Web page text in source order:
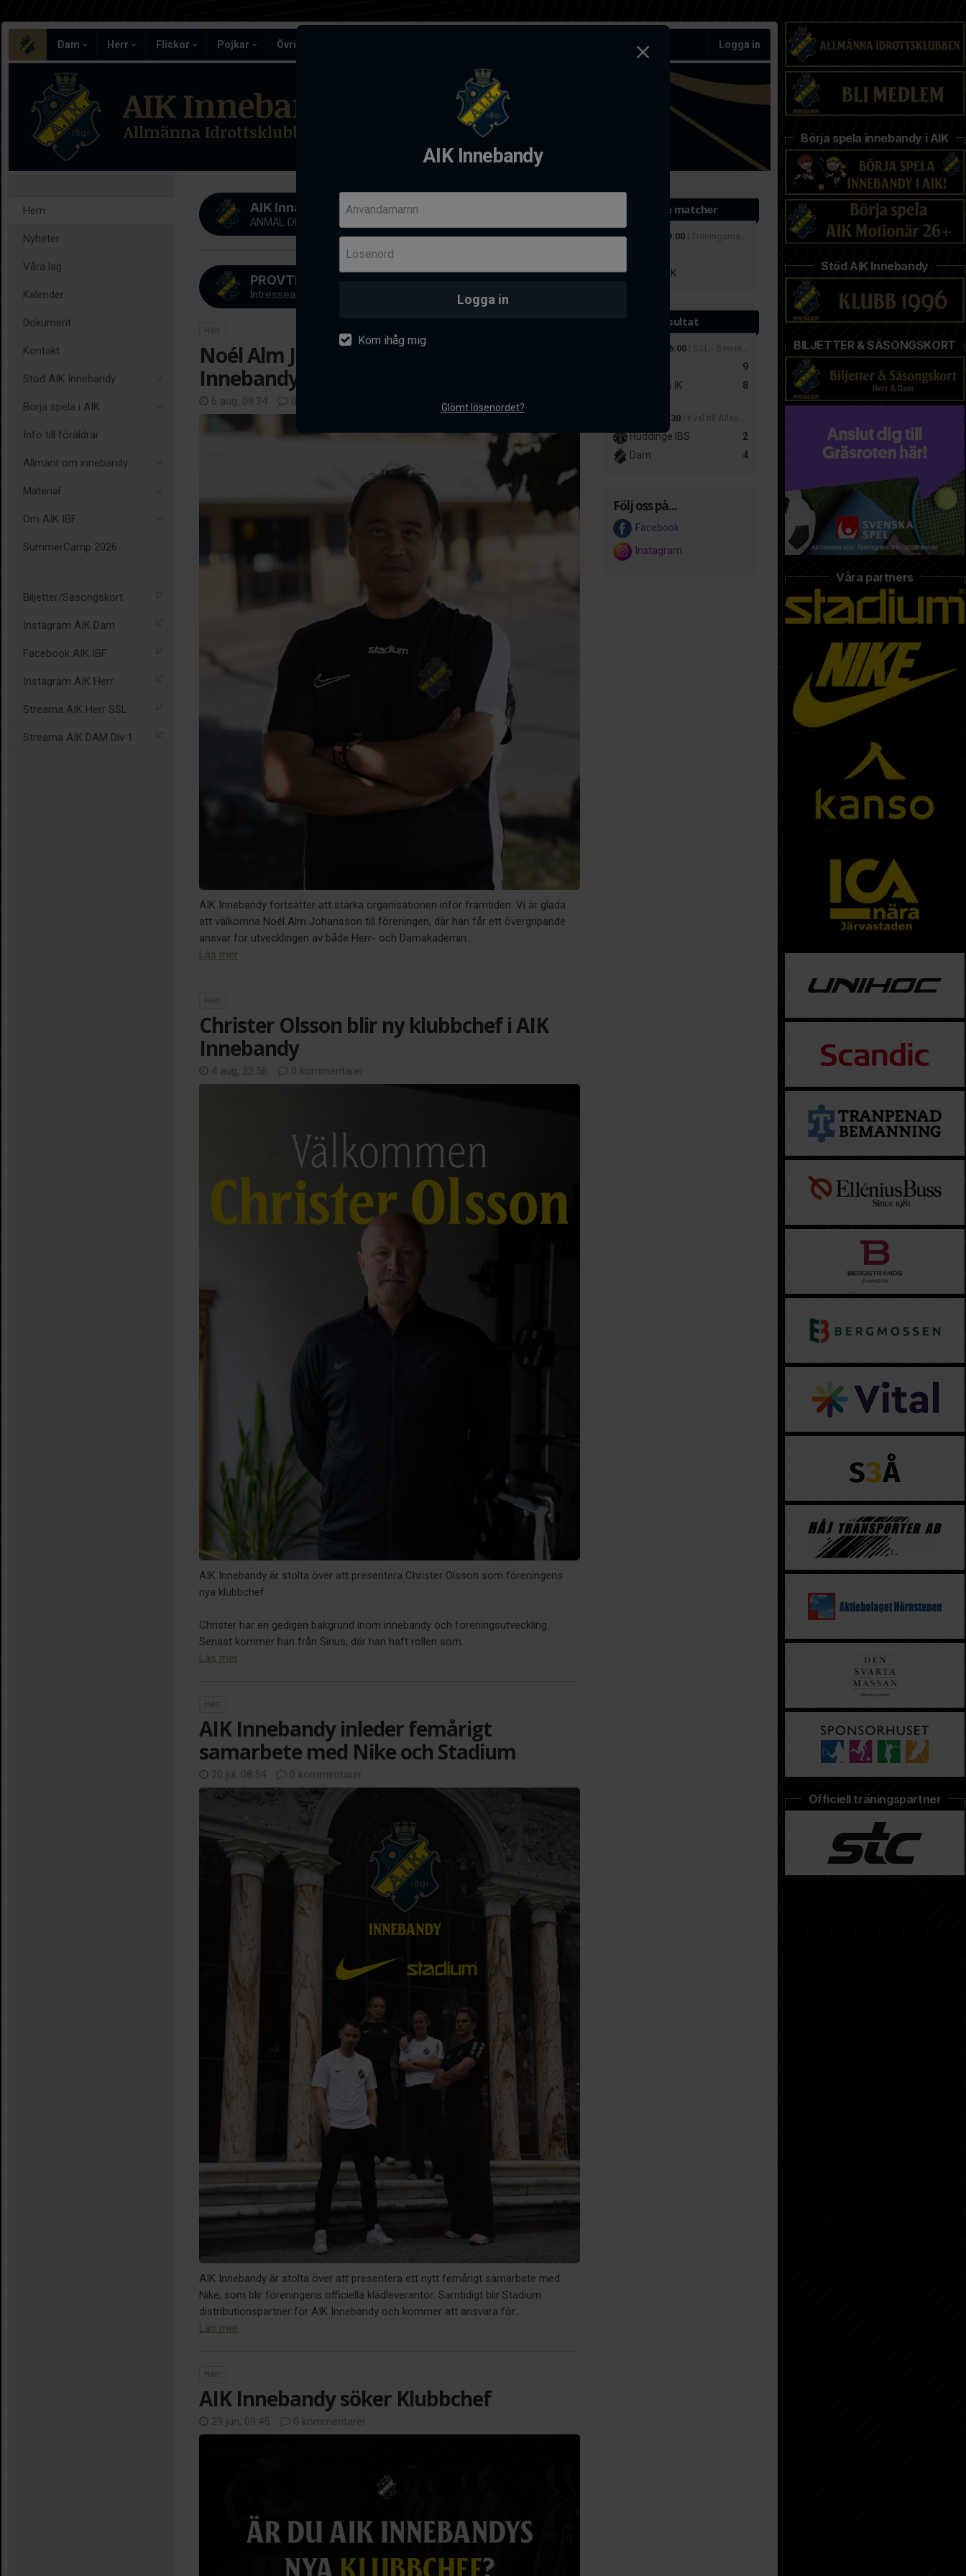
Dam Herr Flickor Pojkar Övriga lag Logga in
AIK Innebandy
Användarnamn
Lösenord
Logga in
Kom ihåg mig
Glömt lösenordet?
AIK Innebandy
Allmänna Idrottsklubben
Hem
Nyheter
Våra lag
Kalender
Dokument
Kontakt
Stöd AIK Innebandy
Börja spela i AIK
Info till föräldrar
Allmänt om innebandy
Material
Om AIK IBF
SummerCamp 2026
Biljetter/Säsongskort
Instagram AIK Dam
Facebook AIK IBF
Instagram AIK Herr
Streama AIK Herr SSL
Streama AIK DAM Div 1
Kommande matcher
Fre 14 aug 19:00 | Träningsmatcher
Skälby IBK
Senaste resultat
Lör 14 mar 16:00 | SSL - Svenska Superligan Herrar
9
8
Hovslätts IK
Ons 8 apr 19:30 | Kval till Allsvenskan Dam – Playoff 2
2
Huddinge IBS
4
Dam
Följ oss på...
Facebook
Instagram
AIK Innabandy Summer camp 2026
ANMÄL DIG NU
Intresseanmälan
Herr
Noél Alm Johansson ansluter till AIK
Innebandys akademiverksamhet
6 aug, 09:34 0 kommentarer
AIK Innebandy fortsätter att stärka organisationen inför framtiden. Vi är glada
att välkomna Noél Alm Johansson till föreningen, där han får ett övergripande
ansvar för utvecklingen av både Herr- och Damakademin....
Läs mer
Herr
Christer Olsson blir ny klubbchef i AIK
Innebandy
4 aug, 22:56 0 kommentarer
AIK Innebandy är stolta över att presentera Christer Olsson som föreningens
nya klubbchef.
Christer har en gedigen bakgrund inom innebandy och föreningsutveckling.
Senast kommer han från Sirius, där han haft rollen som...
Läs mer
Herr
AIK Innebandy inleder femårigt
samarbete med Nike och Stadium
20 jul, 08:54 0 kommentarer
AIK Innebandy är stolta över att presentera ett nytt femårigt samarbete med
Nike, som blir föreningens officiella klädleverantör. Samtidigt blir Stadium
distributionspartner för AIK Innebandy och kommer att ansvara för...
Läs mer
Herr
AIK Innebandy söker Klubbchef
29 jun, 09:45 0 kommentarer
Börja spela innebandy i AIK
Stöd AIK Innebandy
BILJETTER & SÄSONGSKORT
Våra partners
Officiell träningspartner